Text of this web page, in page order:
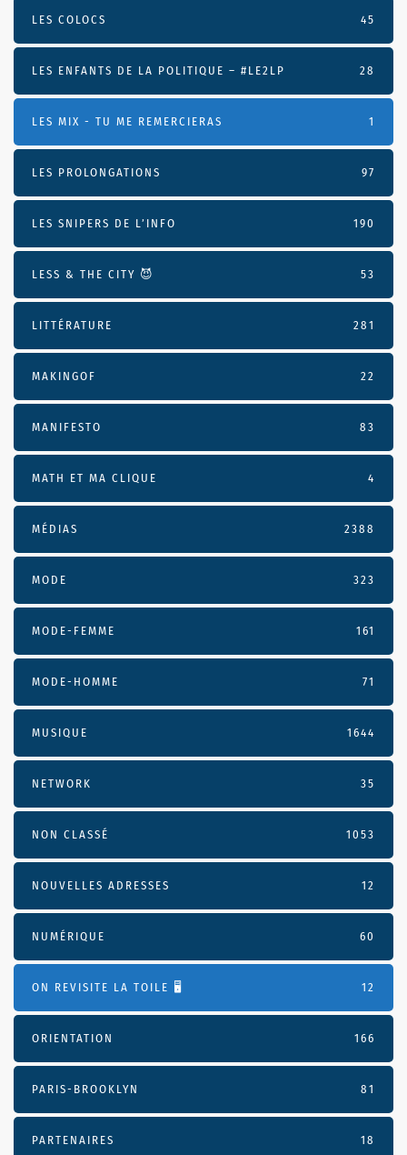
LES COLOCS 45
LES ENFANTS DE LA POLITIQUE – #LE2LP 28
LES MIX - TU ME REMERCIERAS 1
LES PROLONGATIONS 97
LES SNIPERS DE L’INFO 190
LESS & THE CITY 😈 53
LITTÉRATURE 281
MAKINGOF 22
MANIFESTO 83
MATH ET MA CLIQUE 4
MÉDIAS 2388
MODE 323
MODE-FEMME 161
MODE-HOMME 71
MUSIQUE 1644
NETWORK 35
NON CLASSÉ 1053
NOUVELLES ADRESSES 12
NUMÉRIQUE 60
ON REVISITE LA TOILE 🖥️ 12
ORIENTATION 166
PARIS-BROOKLYN 81
PARTENAIRES 18